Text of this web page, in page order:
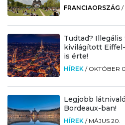
FRANCIAORSZÁG /
Tudtad?
kivilágított
is érte!
HÍREK / OKTÓBER
Legjobb
Bordeaux-ban!
HÍREK / MÁJUS 20.